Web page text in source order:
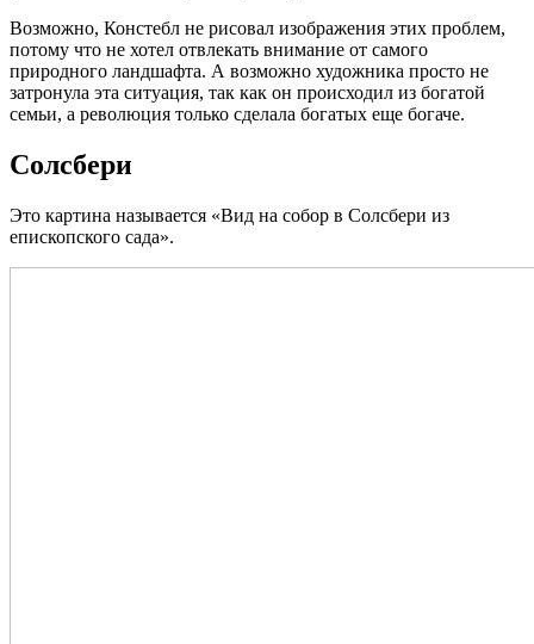
Возможно, Констебл не рисовал изображения этих проблем,
потому что не хотел отвлекать внимание от самого
природного ландшафта. А возможно художника просто не
затронула эта ситуация, так как он происходил из богатой
семьи, а революция только сделала богатых еще богаче.
Солсбери
Это картина называется «Вид на собор в Солсбери из
епископского сада».